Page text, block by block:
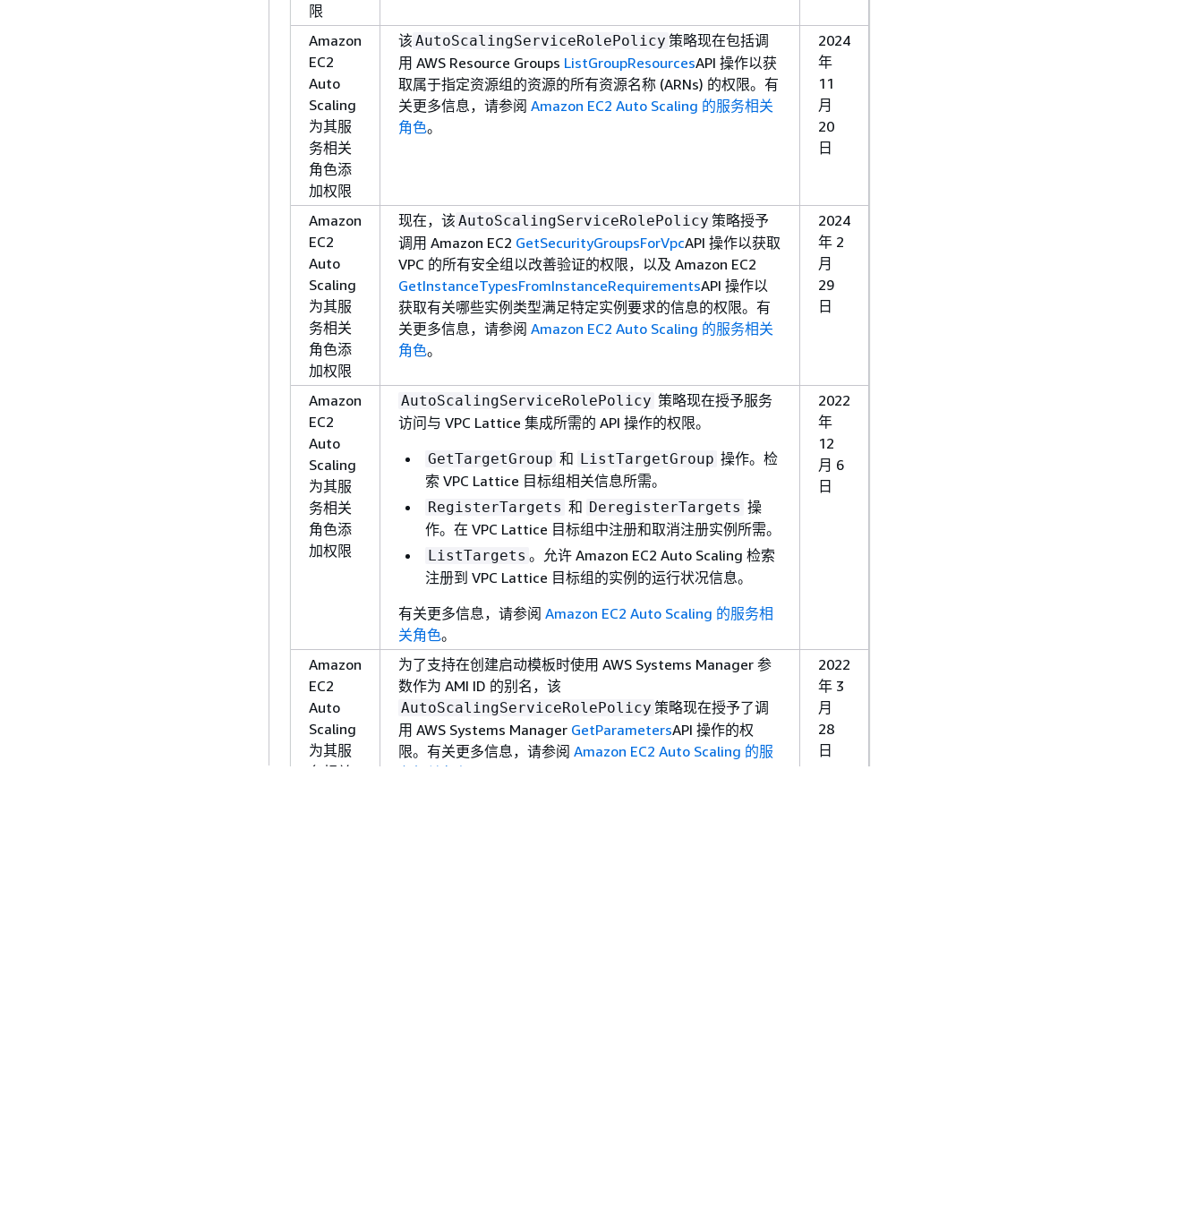
限
Amazon
EC2
Auto
Scaling
为其服
务相关
角色添
加权限
该 AutoScalingServiceRolePolicy 策略现在包括调
用 AWS Resource Groups ListGroupResourcesAPI 操作以获
取属于指定资源组的资源的所有资源名称 (ARNs) 的权限。有
关更多信息，请参阅 Amazon EC2 Auto Scaling 的服务相关
角色。
2024
年
11
月
20
日
Amazon
EC2
Auto
Scaling
为其服
务相关
角色添
加权限
现在，该 AutoScalingServiceRolePolicy 策略授予
调用 Amazon EC2 GetSecurityGroupsForVpcAPI 操作以获取
VPC 的所有安全组以改善验证的权限，以及 Amazon EC2
GetInstanceTypesFromInstanceRequirementsAPI 操作以
获取有关哪些实例类型满足特定实例要求的信息的权限。有
关更多信息，请参阅 Amazon EC2 Auto Scaling 的服务相关
角色。
2024
年 2
月
29
日
Amazon
EC2
Auto
Scaling
为其服
务相关
角色添
加权限
AutoScalingServiceRolePolicy 策略现在授予服务
访问与 VPC Lattice 集成所需的 API 操作的权限。
GetTargetGroup 和 ListTargetGroup 操作。检
索 VPC Lattice 目标组相关信息所需。
RegisterTargets 和 DeregisterTargets 操
作。在 VPC Lattice 目标组中注册和取消注册实例所需。
ListTargets 。允许 Amazon EC2 Auto Scaling 检索
注册到 VPC Lattice 目标组的实例的运行状况信息。
有关更多信息，请参阅 Amazon EC2 Auto Scaling 的服务相
关角色。
2022
年
12
月 6
日
Amazon
EC2
Auto
Scaling
为其服
务相关
为了支持在创建启动模板时使用 AWS Systems Manager 参
数作为 AMI ID 的别名，该
AutoScalingServiceRolePolicy 策略现在授予了调
用 AWS Systems Manager GetParametersAPI 操作的权
限。有关更多信息，请参阅 Amazon EC2 Auto Scaling 的服
务相关角色
2022
年 3
月
28
日